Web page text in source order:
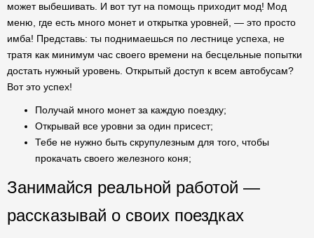
может выбешивать. И вот тут на помощь приходит мод! Мод
меню, где есть много монет и открытка уровней, — это просто
имба! Представь: ты поднимаешься по лестнице успеха, не
тратя как минимум час своего времени на бесцельные попытки
достать нужный уровень. Открытый доступ к всем автобусам?
Вот это успех!
Получай много монет за каждую поездку;
Открывай все уровни за один присест;
Тебе не нужно быть скрупулезным для того, чтобы
прокачать своего железного коня;
Занимайся реальной работой —
рассказывай о своих поездках